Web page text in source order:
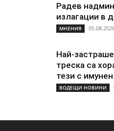
Радев
излагации в
МНЕНИЯ
Най-
треска са
тези с
ВОДЕЩИ НОВИНИ